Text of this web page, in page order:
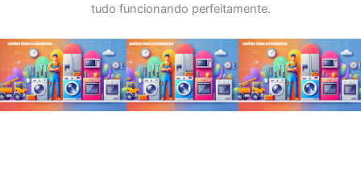
tudo funcionando perfeitamente.